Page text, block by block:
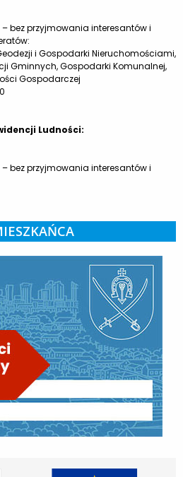
– bez przyjmowania interesantów i
i Gospodarki Nieruchomościami,
Gminnych, Gospodarki Komunalnej,
Gospodarczej
Ludności:
– bez przyjmowania interesantów i